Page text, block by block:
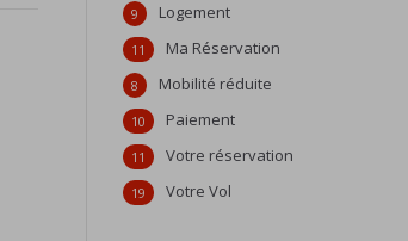
Logement
9
Ma Réservation
11
Mobilité réduite
8
Paiement
10
Votre réservation
11
Votre Vol
19